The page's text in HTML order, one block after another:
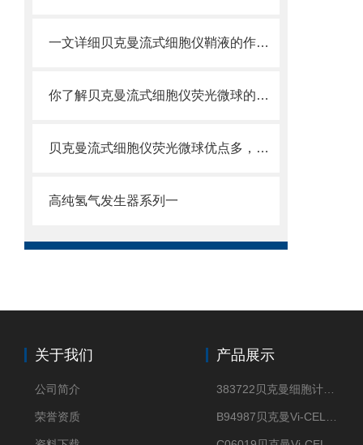
一文详细贝克曼流式细胞仪鞘液的作用原理
你了解贝克曼流式细胞仪荧光微球的制备之怎样的吗
贝克曼流式细胞仪荧光微球优点多，实用效果好
高纯氢气发生器系列一
关于我们
公司简介
荣誉资质
产品展示